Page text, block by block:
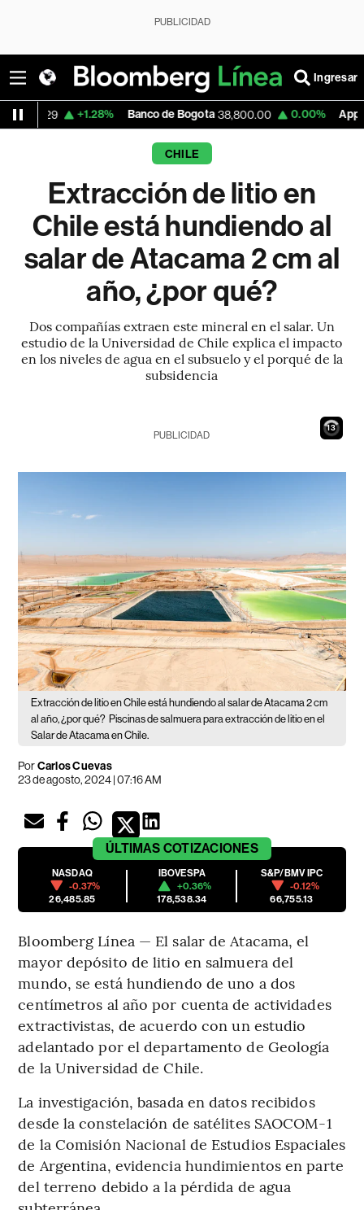
PUBLICIDAD
Ingresar
Banco de Bogota 38,800.00 0.00% Apple 309.02 -
CHILE
Extracción de litio en
Chile está hundiendo al
salar de Atacama 2 cm al
año, ¿por qué?
Dos compañías extraen este mineral en el salar. Un
estudio de la Universidad de Chile explica el impacto
en los niveles de agua en el subsuelo y el porqué de la
subsidencia
12
PUBLICIDAD
Extracción de litio en Chile está hundiendo al salar de Atacama 2 cm
al año, ¿por qué? Piscinas de salmuera para extracción de litio en el
Salar de Atacama en Chile.
PorCarlos Cuevas
23 de agosto, 2024 | 07:16 AM
ÚLTIMAS COTIZACIONES
NASDAQ
-0.37%
26,485.85
IBOVESPA
+0.36%
178,538.34
S&P/BMV IPC
-0.12%
66,755.13
Bloomberg Línea — El salar de Atacama, el
mayor depósito de litio en salmuera del
mundo, se está hundiendo de uno a dos
centímetros al año por cuenta de actividades
extractivistas, de acuerdo con un estudio
adelantado por el departamento de Geología
de la Universidad de Chile.
La investigación, basada en datos recibidos
desde la constelación de satélites SAOCOM-1
de la Comisión Nacional de Estudios Espaciales
de Argentina, evidencia hundimientos en parte
del terreno debido a la pérdida de agua